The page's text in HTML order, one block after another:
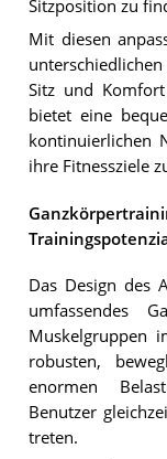
Sitzposition zu
Mit diesen
Sitz und
bietet eine
kontinuierlichen
ihre Fitnessziele
Das Design des
umfassendes
Muskelgruppen
robusten,
enormen
Benutzer
treten.